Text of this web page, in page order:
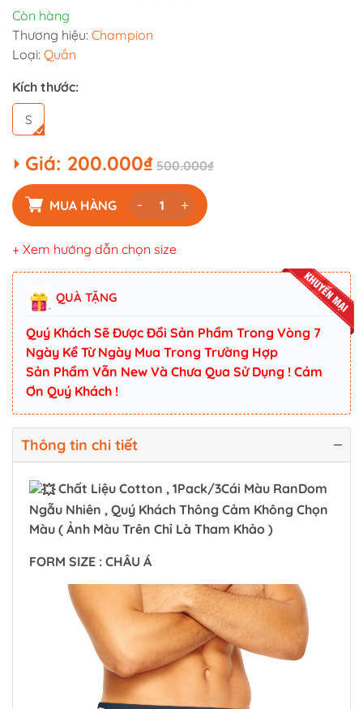
Còn hàng
Thương hiệu: Champion
Loại: Quần
Kích thước:
S
Giá: 200.000₫ 500.000₫
MUA HÀNG - +
+ Xem hướng dẫn chọn size
QUÀ TẶNG
Quý Khách Sẽ Được Đổi Sản Phẩm Trong Vòng 7
Ngày Kể Từ Ngày Mua Trong Trường Hợp
Sản Phẩm Vẫn New Và Chưa Qua Sử Dụng ! Cám
Ơn Quý Khách !
Thông tin chi tiết
Chất Liệu Cotton , 1Pack/3Cái Màu RanDom
Ngẫu Nhiên , Quý Khách Thông Cảm Không Chọn
Màu ( Ảnh Màu Trên Chỉ Là Tham Khảo )
FORM SIZE : CHÂU Á